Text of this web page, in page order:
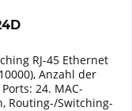
RJ-45 Ethernet
Anzahl der
24. MAC-
Routing-/Switching-